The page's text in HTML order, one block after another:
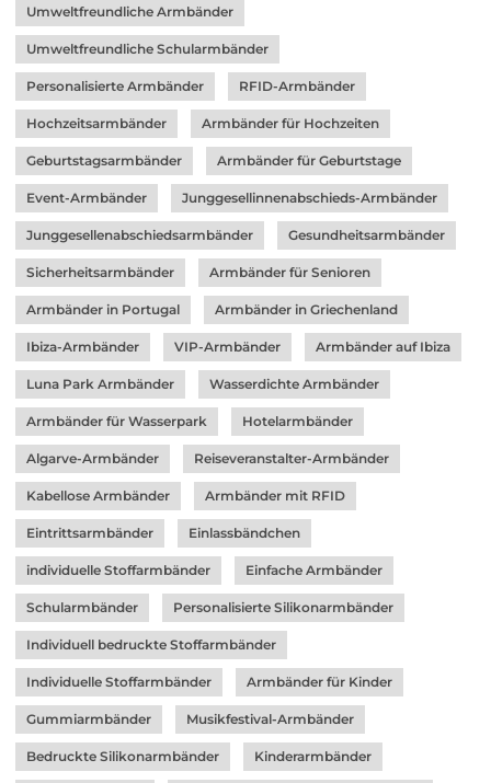
Umweltfreundliche Armbänder
Umweltfreundliche Schularmbänder
Personalisierte Armbänder RFID-Armbänder
Hochzeitsarmbänder Armbänder für Hochzeiten
Geburtstagsarmbänder Armbänder für Geburtstage
Event-Armbänder Junggesellinnenabschieds-Armbänder
Junggesellenabschiedsarmbänder Gesundheitsarmbänder
Sicherheitsarmbänder Armbänder für Senioren
Armbänder in Portugal Armbänder in Griechenland
Ibiza-Armbänder VIP-Armbänder Armbänder auf Ibiza
Luna Park Armbänder Wasserdichte Armbänder
Armbänder für Wasserpark Hotelarmbänder
Algarve-Armbänder Reiseveranstalter-Armbänder
Kabellose Armbänder Armbänder mit RFID
Eintrittsarmbänder Einlassbändchen
individuelle Stoffarmbänder Einfache Armbänder
Schularmbänder Personalisierte Silikonarmbänder
Individuell bedruckte Stoffarmbänder
Individuelle Stoffarmbänder Armbänder für Kinder
Gummiarmbänder Musikfestival-Armbänder
Bedruckte Silikonarmbänder Kinderarmbänder